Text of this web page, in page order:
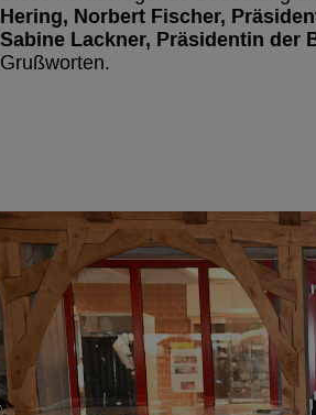
Hering, Norbert Fischer,
Sabine Lackner, Präsidentin der
Grußworten.